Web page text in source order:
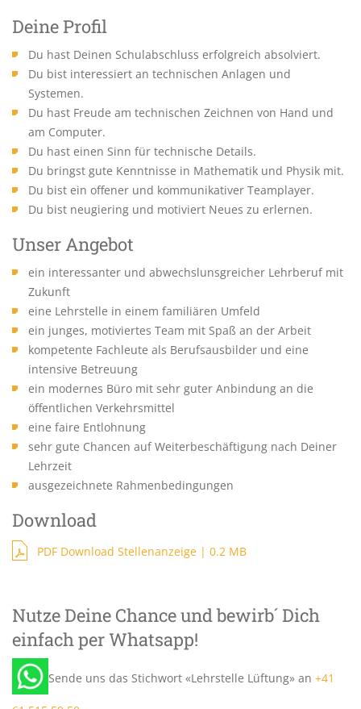
Deine Profil
Du hast Deinen Schulabschluss erfolgreich absolviert.
Du bist interessiert an technischen Anlagen und
Systemen.
Du hast Freude am technischen Zeichnen von Hand und
am Computer.
Du hast einen Sinn für technische Details.
Du bringst gute Kenntnisse in Mathematik und Physik mit.
Du bist ein offener und kommunikativer Teamplayer.
Du bist neugiering und motiviert Neues zu erlernen.
Unser Angebot
ein interessanter und abwechslunsgreicher Lehrberuf mit
Zukunft
eine Lehrstelle in einem familiären Umfeld
ein junges, motiviertes Team mit Spaß an der Arbeit
kompetente Fachleute als Berufsausbilder und eine
intensive Betreuung
ein modernes Büro mit sehr guter Anbindung an die
öffentlichen Verkehrsmittel
eine faire Entlohnung
sehr gute Chancen auf Weiterbeschäftigung nach Deiner
Lehrzeit
ausgezeichnete Rahmenbedingungen
Download
PDF Download Stellenanzeige | 0.2 MB
Nutze Deine Chance und bewirb´ Dich
einfach per Whatsapp!
Sende uns das Stichwort «Lehrstelle Lüftung» an +41